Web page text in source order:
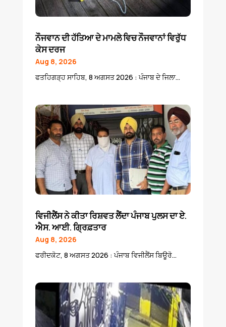
ਨੌਜਵਾਨ ਦੀ ਹੱਤਿਆ ਦੇ ਮਾਮਲੇ ਵਿਚ ਨੌਜਵਾਨਾਂ ਵਿਰੁੱਧ
ਕੇਸ ਦਰਜ
Aug 8, 2026
ਫਤਹਿਗੜ੍ਹ ਸਾਹਿਬ, 8 ਅਗਸਤ 2026 : ਪੰਜਾਬ ਦੇ ਜਿਲਾ...
ਵਿਜੀਲੈਂਸ ਨੇ ਕੀਤਾ ਰਿਸ਼ਵਤ ਲੈਂਦਾ ਪੰਜਾਬ ਪੁਲਸ ਦਾ ਏ.
ਐਸ. ਆਈ. ਗ੍ਰਿਫ਼ਤਾਰ
Aug 8, 2026
ਫਰੀਦਕੋਟ, 8 ਅਗਸਤ 2026 : ਪੰਜਾਬ ਵਿਜੀਲੈਂਸ ਬਿਊਰੋ...